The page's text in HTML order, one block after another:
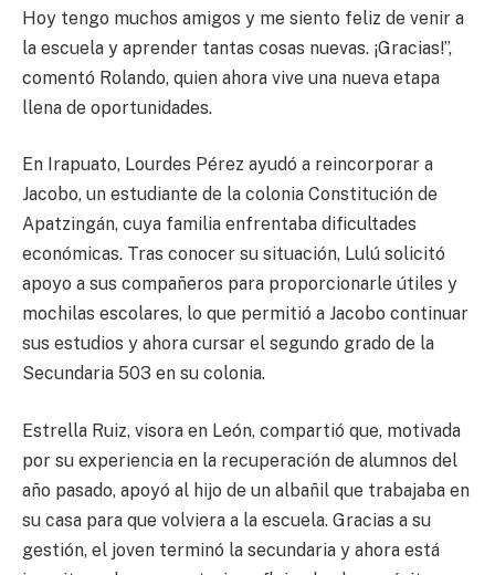
Hoy tengo muchos amigos y me siento feliz de venir a
la escuela y aprender tantas cosas nuevas. ¡Gracias!”,
comentó Rolando, quien ahora vive una nueva etapa
llena de oportunidades.
En Irapuato, Lourdes Pérez ayudó a reincorporar a
Jacobo, un estudiante de la colonia Constitución de
Apatzingán, cuya familia enfrentaba dificultades
económicas. Tras conocer su situación, Lulú solicitó
apoyo a sus compañeros para proporcionarle útiles y
mochilas escolares, lo que permitió a Jacobo continuar
sus estudios y ahora cursar el segundo grado de la
Secundaria 503 en su colonia.
Estrella Ruiz, visora en León, compartió que, motivada
por su experiencia en la recuperación de alumnos del
año pasado, apoyó al hijo de un albañil que trabajaba en
su casa para que volviera a la escuela. Gracias a su
gestión, el joven terminó la secundaria y ahora está